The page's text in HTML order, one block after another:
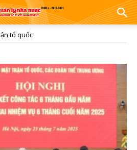
tổ quốc